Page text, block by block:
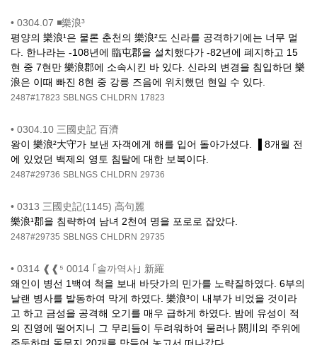
• 0304.07 ◾樂浪³
평양의 樂浪¹은 물론 춘천의 樂浪²도 신라를 공격하기에는 너무 멀
다. 한나라는 -108년에 臨屯郡을 설치했다가 -82년에 폐지하고 15
현 중 7현만 樂浪郡에 소속시킨 바 있다. 신라의 변경을 침입하던 樂
浪은 이때 빠진 8현 중 강릉 즈음에 위치했던 현일 수 있다.
2487#17823 SBLNGS CHLDRN 17823
• 0304.10 三國史記 百濟
왕이 樂浪²大守가 보낸 자객에게 해를 입어 돌아가셨다. ▐ 8개월 전
에 있었던 백제의 영토 침탈에 대한 보복이다.
2487#29736 SBLNGS CHLDRN 29736
• 0313 三國史記(1145) 高句麗
樂浪¹郡을 침략하여 남녀 2천여 명을 포로로 잡았다.
2487#29735 SBLNGS CHLDRN 29735
• 0314 ❰❰⁵ 0014 ｢솔까역사｣ 新羅
왜인이 병선 1백여 척을 보내 바닷가의 민가를 노략질하였다. 6부의
날랜 병사를 발동하여 막게 하였다. 樂浪³이 내부가 비었을 것이라
고 하고 금성을 공격해 오기를 매우 급하게 하였다. 밤에 유성이 적
의 진영에 떨어지니 그 무리들이 두려워하여 물러나 閼川의 주위에